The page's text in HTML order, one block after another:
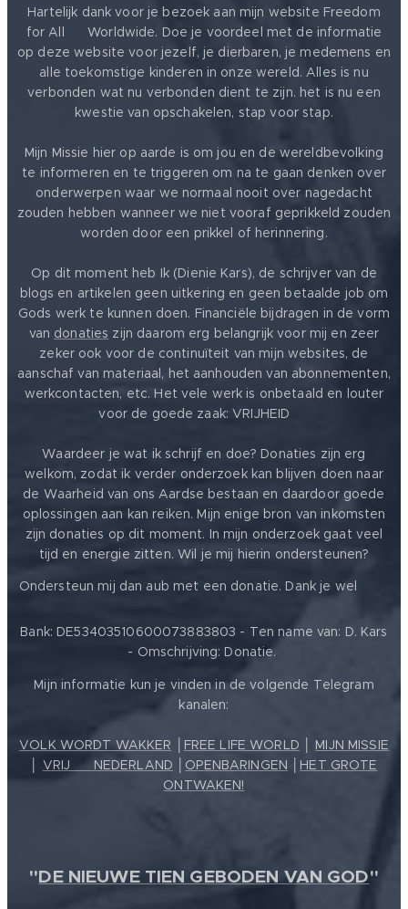
Hartelijk dank voor je bezoek aan mijn website Freedom
for All ❤️ Worldwide. Doe je voordeel met de informatie
op deze website voor jezelf, je dierbaren, je medemens en
alle toekomstige kinderen in onze wereld. Alles is nu
verbonden wat nu verbonden dient te zijn. het is nu een
kwestie van opschakelen, stap voor stap.
Mijn Missie hier op aarde is om jou en de wereldbevolking
te informeren en te triggeren om na te gaan denken over
onderwerpen waar we normaal nooit over nagedacht
zouden hebben wanneer we niet vooraf geprikkeld zouden
worden door een prikkel of herinnering.
Op dit moment heb Ik (Dienie Kars), de schrijver van de
blogs en artikelen geen uitkering en geen betaalde job om
Gods werk te kunnen doen. Financiële bijdragen in de vorm
van donaties zijn daarom erg belangrijk voor mij en zeer
zeker ook voor de continuïteit van mijn websites, de
aanschaf van materiaal, het aanhouden van abonnementen,
werkcontacten, etc. Het vele werk is onbetaald en louter
voor de goede zaak: VRIJHEID ❤️
Waardeer je wat ik schrijf en doe? Donaties zijn erg
welkom, zodat ik verder onderzoek kan blijven doen naar
de Waarheid van ons Aardse bestaan en daardoor goede
oplossingen aan kan reiken. Mijn enige bron van inkomsten
zijn donaties op dit moment. In mijn onderzoek gaat veel
tijd en energie zitten. Wil je mij hierin ondersteunen?
Ondersteun mij dan aub met een donatie. Dank je wel
Bank: DE53403510600073883803 - Ten name van: D. Kars
- Omschrijving: Donatie.
Mijn informatie kun je vinden in de volgende Telegram
kanalen:
VOLK WORDT WAKKER FREE LIFE WORLD
MIJN MISSIE
VRIJ ❤️ NEDERLAND OPENBARINGEN
HET GROTE
ONTWAKEN!
"DE NIEUWE TIEN GEBODEN VAN GOD"